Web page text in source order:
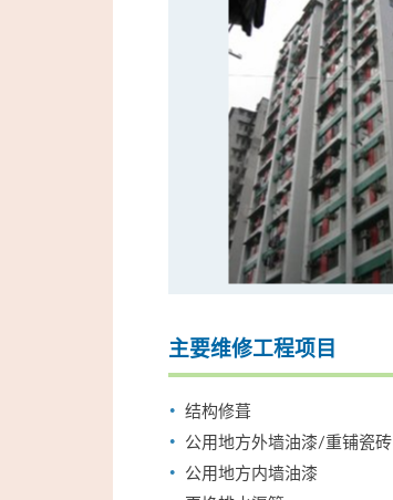
主要维修工程项目
结构修葺
公用地方外墙油漆/重铺瓷砖
公用地方内墙油漆